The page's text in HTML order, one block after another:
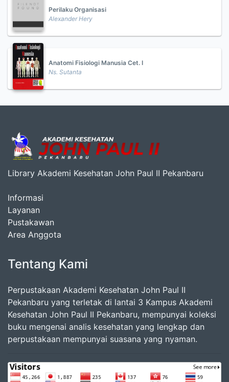
Perilaku Organisasi
Alexander Hery
Anatomi Fisiologi Manusia Cet. I
Ns. Sutanta
Library Akademi Kesehatan John Paul II Pekanbaru
Informasi
Layanan
Pustakawan
Area Anggota
Tentang Kami
Perpustakaan Akademi Kesehatan John Paul II
Pekanbaru yang terletak di lantai 3 Kampus Akademi
Kesehatan John Paul II Pekanbaru, mempunyai koleksi
buku mengenai analis kesehatan yang lengkap dan
perpustakaan mempunyai suasana yang nyaman.